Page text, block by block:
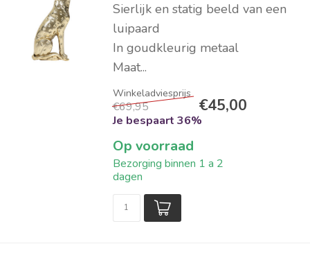
Sierlijk en statig beeld van een
luipaard
In goudkleurig metaal
Maat...
€69,95 €45,00
Je bespaart 36%
Op voorraad
Bezorging binnen 1 a 2
dagen